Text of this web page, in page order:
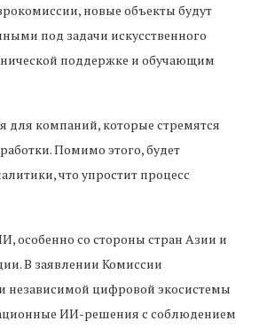
новые объекты будут
под задачи искусственного
поддержке и обучающим
компаний, которые стремятся
Помимо этого, будет
что упростит процесс
особенно со стороны стран Азии и
В заявлении Комиссии
независимой цифровой экосистемы
ИИ-решения с соблюдением